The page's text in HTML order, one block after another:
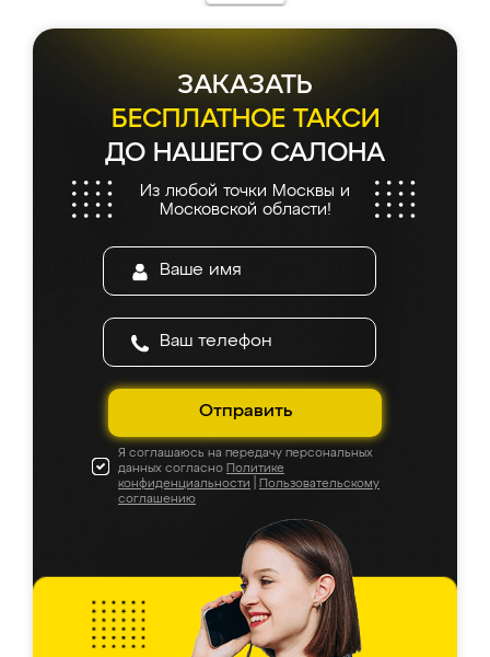
ЗАКАЗАТЬ
БЕСПЛАТНОЕ ТАКСИ
ДО НАШЕГО САЛОНА
Из любой точки Москвы и
Московской области!
Отправить
Я соглашаюсь на передачу персональных
данных согласно Политике
конфиденциальности
Пользовательскому
соглашению